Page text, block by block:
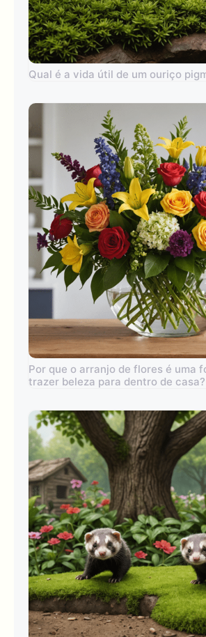
Qual é a vida útil de um ouriço
Por que o arranjo de flores é uma
trazer beleza para dentro de casa?